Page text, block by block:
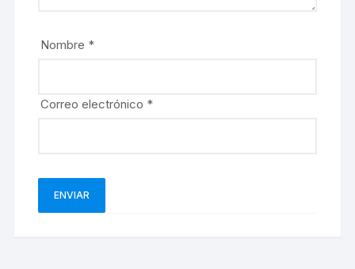
Nombre *
Correo electrónico *